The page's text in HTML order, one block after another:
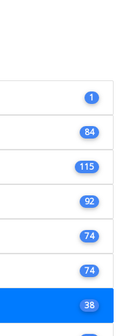
1
84
115
92
74
74
38